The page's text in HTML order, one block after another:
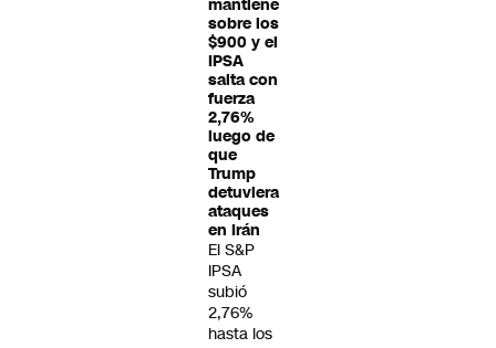
mantiene
sobre los
$900 y el
IPSA
salta con
fuerza
2,76%
luego de
que
Trump
detuviera
ataques
en Irán
El S&P
IPSA
subió
2,76%
hasta los